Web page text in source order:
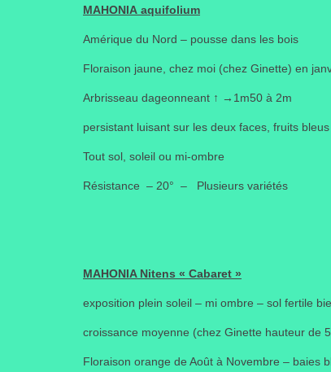
MAHONIA aquifolium
Amérique du Nord – pousse dans les bois
Floraison jaune, chez moi (chez Ginette) en
Arbrisseau dageonneant ↑ → 1m50 à 2m
persistant luisant sur les deux faces, fruits
Tout sol, soleil ou mi-ombre
Résistance – 20° – Plusieurs variétés
MAHONIA Nitens « Cabaret »
exposition plein soleil – mi ombre – sol fertile
croissance moyenne (chez Ginette hauteur de
Floraison orange de Août à Novembre – baies